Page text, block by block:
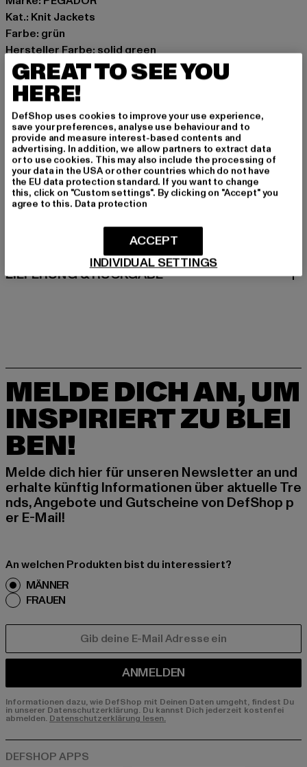
Kat.: Knit Jackets
Farbe: grün
Hersteller Farbe: solid green
Materialzusammensetzung: 60% Baumwolle, 40%
Polyester
Art.Nr: PGDR6901-23202
Hersteller: The Mad Agency GmbH |
info@themad.agency
Hollefeldstraße 16 | 48282 Emsdetten | DE
GRÖSSE & PASSFORM
LIEFERUNG & RÜCKGABE
MELDE DICH AN, UM
INSPIRIERT ZU BLEI
BEN!
Melde dich hier für unseren Newsletter an und
erhalte künftig Informationen über aktuelle Tre
nds, Angebote und Gutscheine von DefShop p
er E-Mail!
An welchen Produkten bist du interessiert?
MÄNNER
FRAUEN
ANMELDEN
Informationen dazu, wie DefShop mit Deinen Daten umgeht, findest Du
in unserer Datenschutzerklärung. Du kannst Dich jederzeit kostenfei
abmelden. Datenschutzerklärung lesen.
GREAT TO SEE YOU
HERE!
DefShop uses cookies to improve your use experience,
save your preferences, analyse use behaviour and to
provide and measure interest-based contents and
advertising. In addition, we allow partners to extract data
or to use cookies. This may also include the processing of
your data in the USA or other countries which do not have
the EU data protection standard. If you want to change
this, click on "Custom settings". By clicking on "Accept" you
agree to this. Data protection
INDIVIDUAL SETTINGS
ACCEPT